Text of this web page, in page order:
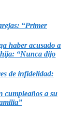
“Primer
haber acusado a
“Nunca dijo
de infidelidad:
cumpleaños a su